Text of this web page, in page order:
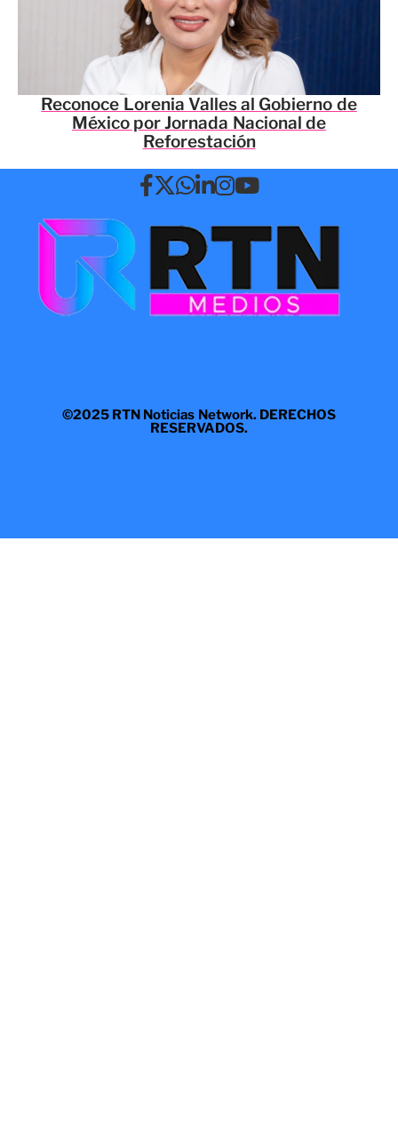
Reconoce Lorenia Valles al Gobierno de
México por Jornada Nacional de
Reforestación
©2025 RTN Noticias Network. DERECHOS
RESERVADOS.